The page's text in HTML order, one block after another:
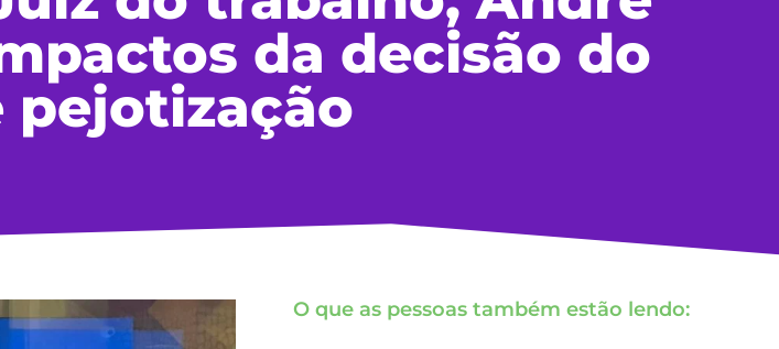
da decisão do
pejotização
O que as pessoas também estão lendo: